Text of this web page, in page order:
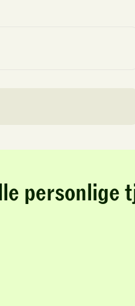
personlige